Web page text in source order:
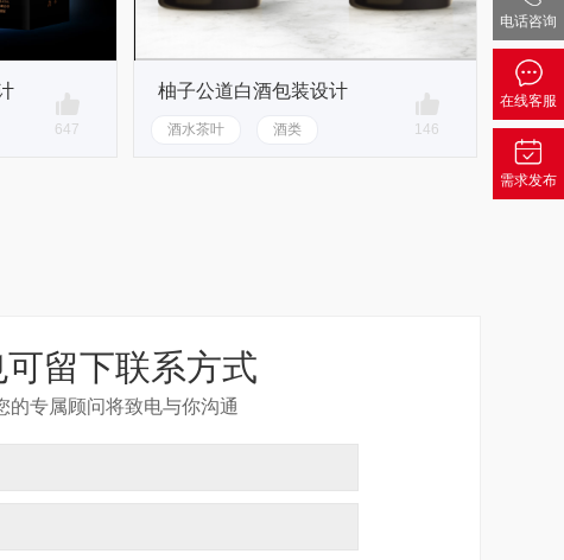
647
柚子公道白酒包装设计
酒水茶叶 酒类 146
可留下联系方式
的专属顾问将致电与你沟通
电话咨询
在线客服
需求发布